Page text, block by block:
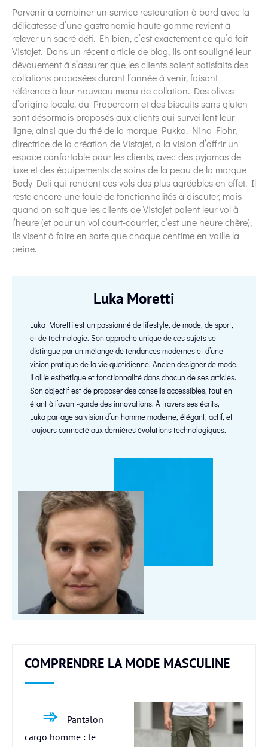
Parvenir à combiner un service restauration à bord avec la
délicatesse d’une gastronomie haute gamme revient à
relever un sacré défi. Eh bien, c’est exactement ce qu’a fait
Vistajet. Dans un récent article de blog, ils ont souligné leur
dévouement à s’assurer que les clients soient satisfaits des
collations proposées durant l’année à venir, faisant
référence à leur nouveau menu de collation. Des olives
d’origine locale, du Propercorn et des biscuits sans gluten
sont désormais proposés aux clients qui surveillent leur
ligne, ainsi que du thé de la marque Pukka. Nina Flohr,
directrice de la création de Vistajet, a la vision d’offrir un
espace confortable pour les clients, avec des pyjamas de
luxe et des équipements de soins de la peau de la marque
Body Deli qui rendent ces vols des plus agréables en effet. Il
reste encore une foule de fonctionnalités à discuter, mais
quand on sait que les clients de Vistajet paient leur vol à
l’heure (et pour un vol court-courrier, c’est une heure chère),
ils visent à faire en sorte que chaque centime en vaille la
peine.
Luka Moretti
Luka Moretti est un passionné de lifestyle, de mode, de sport,
et de technologie. Son approche unique de ces sujets se
distingue par un mélange de tendances modernes et d’une
vision pratique de la vie quotidienne. Ancien designer de mode,
il allie esthétique et fonctionnalité dans chacun de ses articles.
Son objectif est de proposer des conseils accessibles, tout en
étant à l’avant-garde des innovations. À travers ses écrits,
Luka partage sa vision d’un homme moderne, élégant, actif, et
toujours connecté aux dernières évolutions technologiques.
COMPRENDRE LA MODE MASCULINE
Pantalon
cargo homme : le